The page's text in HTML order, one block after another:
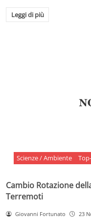
Leggi di più
Scienze / Ambiente
Cambio Rotazione
Terremoti
Giovanni Fortunato 23